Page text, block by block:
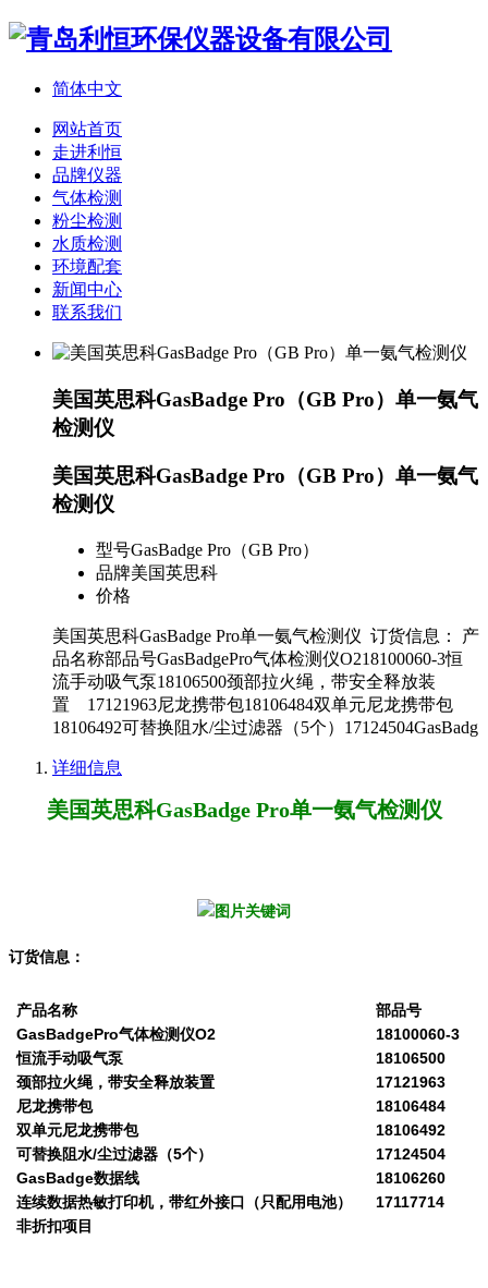
简体中文
网站首页
走进利恒
品牌仪器
气体检测
粉尘检测
水质检测
环境配套
新闻中心
联系我们
美国英思科GasBadge Pro（GB Pro）单一氨气
检测仪
美国英思科GasBadge Pro（GB Pro）单一氨气
检测仪
型号GasBadge Pro（GB Pro）
品牌美国英思科
价格
美国英思科GasBadge Pro单一氨气检测仪 订货信息： 产
品名称部品号GasBadgePro气体检测仪O218100060-3恒
流手动吸气泵18106500颈部拉火绳，带安全释放装
置 17121963尼龙携带包18106484双单元尼龙携带包
18106492可替换阻水/尘过滤器（5个）17124504GasBadg
详细信息
美国英思科GasBadge Pro单一氨气检测仪
订货信息：
产品名称
部品号
GasBadgePro气体检测仪O2
18100060-3
恒流手动吸气泵
18106500
颈部拉火绳，带安全释放装置
17121963
尼龙携带包
18106484
双单元尼龙携带包
18106492
可替换阻水/尘过滤器（5个）
17124504
GasBadge数据线
18106260
连续数据热敏打印机，带红外接口（只配用电池）
非折扣项目
17117714